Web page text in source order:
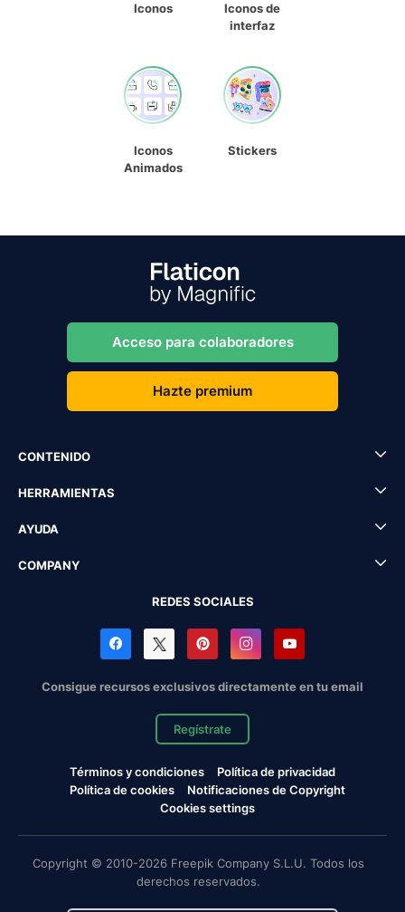
Iconos
Iconos de
interfaz
Iconos
Animados
Stickers
Acceso para colaboradores
Hazte premium
CONTENIDO
HERRAMIENTAS
AYUDA
COMPANY
REDES SOCIALES
Consigue recursos exclusivos directamente en tu email
Regístrate
Términos y condiciones
Política de privacidad
Política de cookies
Notificaciones de Copyright
Cookies settings
Copyright © 2010-2026 Freepik Company S.L.U. Todos los
derechos reservados.